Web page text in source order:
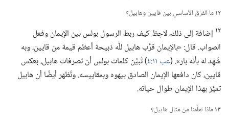
١٢ما الفرق الأساسي بين قايين وهابيل؟‏
١٢ إضافة إلى ذلك،‏ لاحِظ كيف ربط الرسول بولس بين الإيمان وفعل
الصواب.‏ قال:‏ «بالإيمان قرَّب هابيل للّٰه ذبيحة أعظم قيمة من قايين،‏ وبه
شُهِد له بأنه بار».‏ (‏عب ١١:‏٤
‏)‏ تُبيِّن كلمات بولس أن تصرفات هابيل،‏ بعكس
قايين،‏ كان دافعها الإيمان الصادق بيهوه وبمقاييسه.‏ وتُظهر أيضًا أن هابيل
تميَّز بهذا الإيمان طوال حياته.‏
١٣ماذا تعلَّمنا من مثال هابيل؟‏